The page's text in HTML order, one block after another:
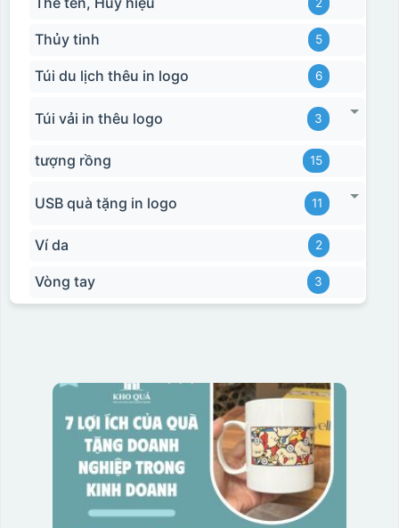
2
Thủy tinh 5
Túi du lịch thêu in logo 6
Túi vải in thêu logo 3
tượng rồng 15
USB quà tặng in logo 11
Ví da 2
Vòng tay 3